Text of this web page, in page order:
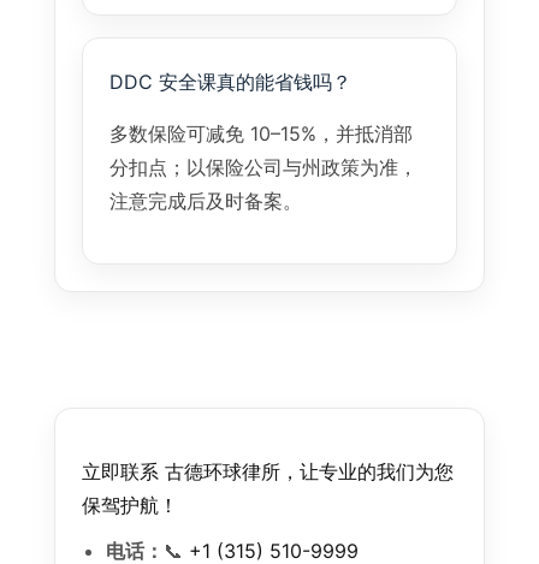
DDC 安全课真的能省钱吗？
多数保险可减免 10–15%，并抵消部
分扣点；以保险公司与州政策为准，
注意完成后及时备案。
立即联系 古德环球律所，让专业的我们为您
保驾护航！
电话： 📞 +1 (315) 510-9999